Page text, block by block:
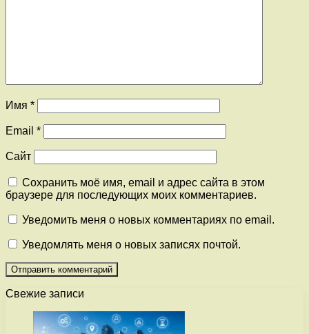
Имя *
Email *
Сайт
Сохранить моё имя, email и адрес сайта в этом
браузере для последующих моих комментариев.
Уведомить меня о новых комментариях по email.
Уведомлять меня о новых записях почтой.
Свежие записи